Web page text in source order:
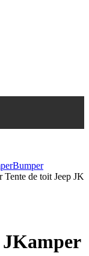
Bumper
Tente de toit Jeep JK
JKamper
JL
V8